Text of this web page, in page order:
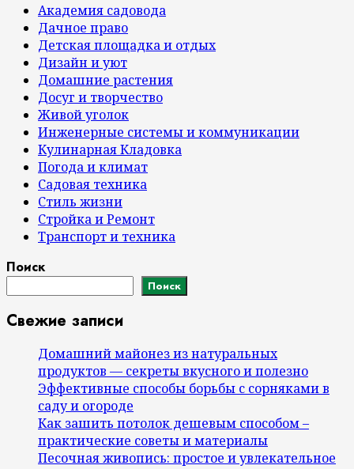
Академия садовода
Дачное право
Детская площадка и отдых
Дизайн и уют
Домашние растения
Досуг и творчество
Живой уголок
Инженерные системы и коммуникации
Кулинарная Кладовка
Погода и климат
Садовая техника
Стиль жизни
Стройка и Ремонт
Транспорт и техника
Поиск
Поиск
Свежие записи
Домашний майонез из натуральных
продуктов — секреты вкусного и полезно
Эффективные способы борьбы с сорняками в
саду и огороде
Как зашить потолок дешевым способом –
практические советы и материалы
Песочная живопись: простое и увлекательное